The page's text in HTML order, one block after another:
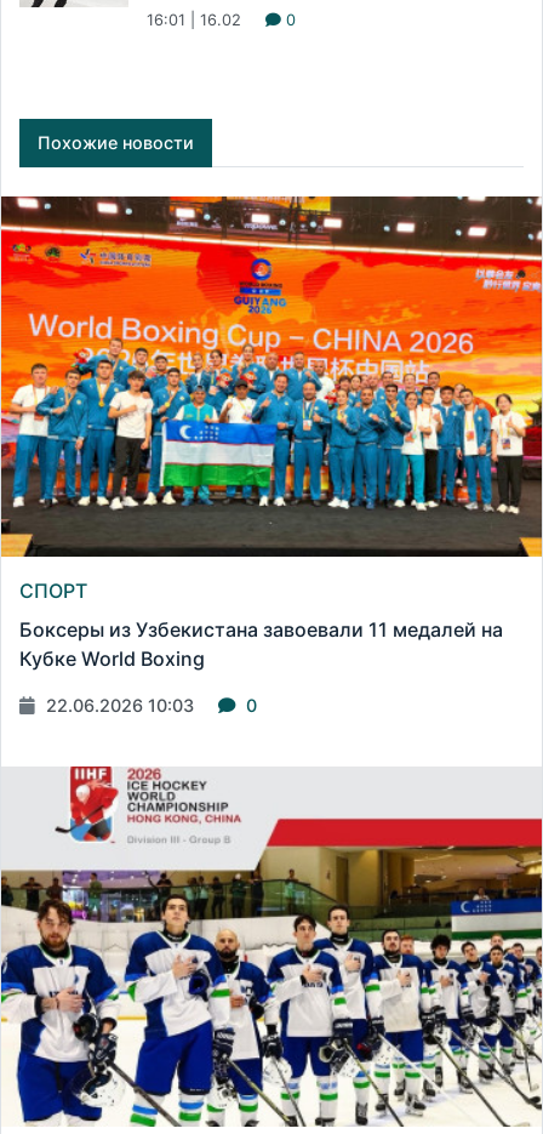
16:01 | 16.02 0
Похожие новости
СПОРТ
Боксеры из Узбекистана завоевали 11 медалей на
Кубке World Boxing
22.06.2026 10:03 0